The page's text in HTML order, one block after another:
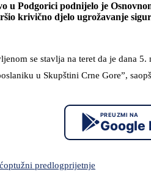
u Podgorici podnijelo je
krivično djelo ugrožavanje
se stavlja na teret da je dana
u Skupštini Crne Gore”,
PREUZMI NA
Google
optužni predlogprijetnje